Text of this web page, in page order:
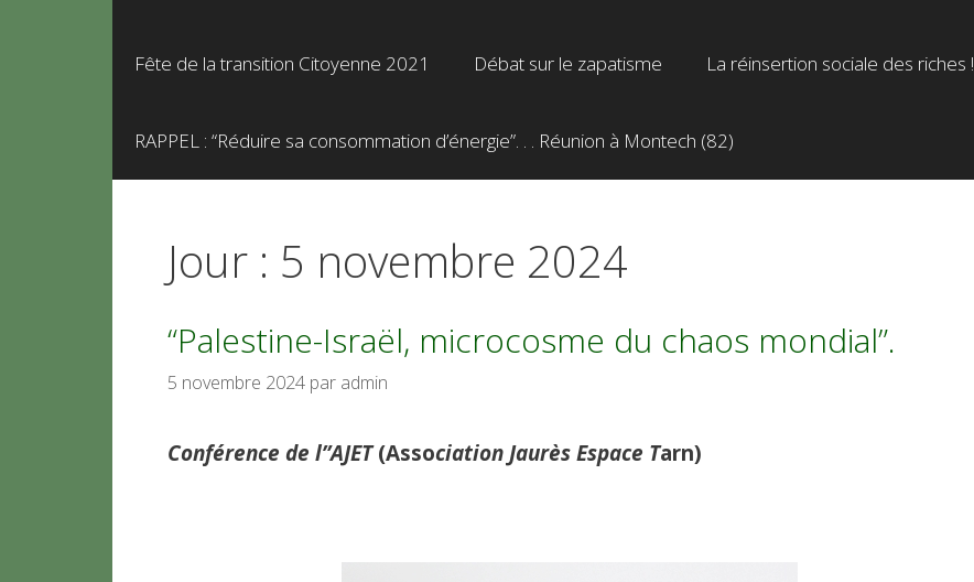
Fête de la transition Citoyenne 2021 Débat sur le zapatisme La réinsertion sociale des riches !
RAPPEL : “Réduire sa consommation d’énergie”. . . Réunion à Montech (82)
Jour : 5 novembre 2024
“Palestine-Israël, microcosme du chaos mondial”.
5 novembre 2024 par admin
Conférence de l”AJET(Association Jaurès Espace Tarn)